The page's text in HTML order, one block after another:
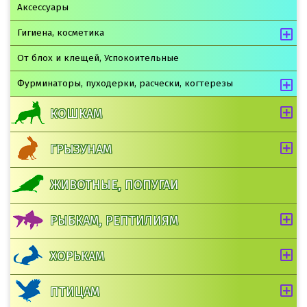
Аксессуары
Гигиена, косметика
От блох и клещей, Успокоительные
Фурминаторы, пуходерки, расчески, когтерезы
КОШКАМ
ГРЫЗУНАМ
ЖИВОТНЫЕ, ПОПУГАИ
РЫБКАМ, РЕПТИЛИЯМ
ХОРЬКАМ
ПТИЦАМ